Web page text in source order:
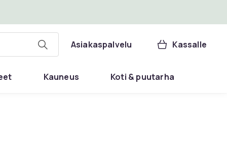
Asiakaspalvelu Kassalle
Kauneus Koti & puutarha